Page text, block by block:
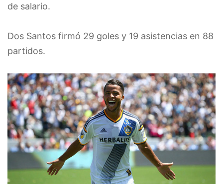
de salario.
Dos Santos firmó 29 goles y 19 asistencias en 88
partidos.